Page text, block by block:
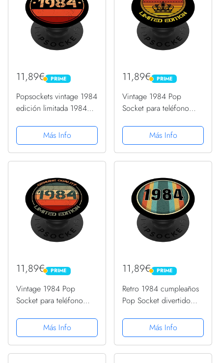
11,89€ PRIME
PRIME
Popsockets vintage 1984
edición limitada 1984
PopSockets PopGrip
Intercambiable
Más Info
11,89€ PRIME
PRIME
Vintage 1984 Pop
Socket para teléfono
cumpleaños 1984
PopSockets PopGrip
Intercambiable
Más Info
11,89€ PRIME
PRIME
Vintage 1984 Pop
Socket para teléfono
cumpleaños PopSockets
PopGrip Intercambiable
Más Info
11,89€ PRIME
PRIME
Retro 1984 cumpleaños
Pop Socket divertido
PopSockets PopGrip
Intercambiable
Más Info